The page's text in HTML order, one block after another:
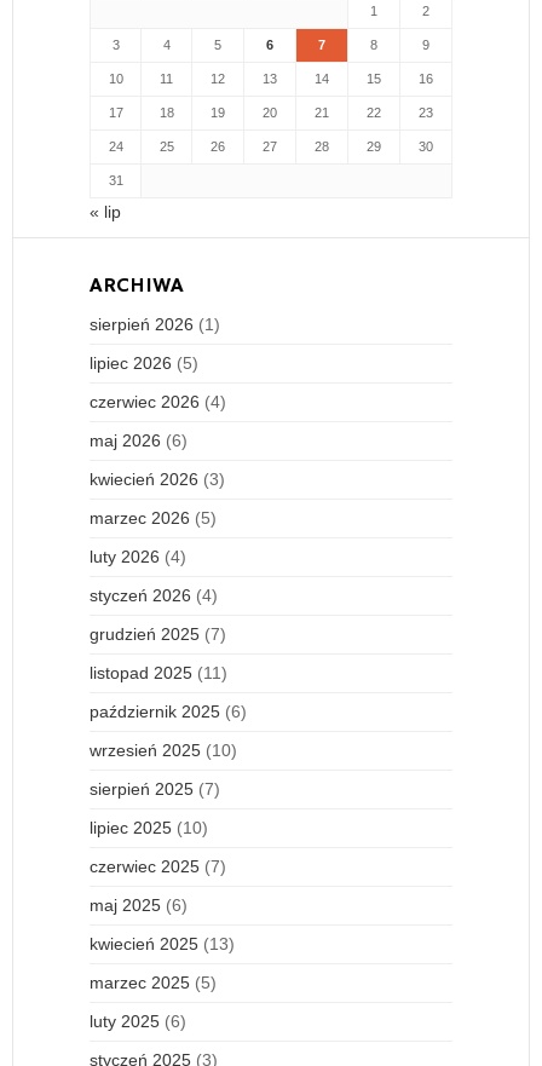
1
2
3 4 5 6 7 8 9
10 11 12 13 14 15 16
17 18 19 20 21 22 23
24 25 26 27 28 29 30
31
« lip
ARCHIWA
sierpień 2026 (1)
lipiec 2026 (5)
czerwiec 2026 (4)
maj 2026 (6)
kwiecień 2026 (3)
marzec 2026 (5)
luty 2026 (4)
styczeń 2026 (4)
grudzień 2025 (7)
listopad 2025 (11)
październik 2025 (6)
wrzesień 2025 (10)
sierpień 2025 (7)
lipiec 2025 (10)
czerwiec 2025 (7)
maj 2025 (6)
kwiecień 2025 (13)
marzec 2025 (5)
luty 2025 (6)
styczeń 2025 (3)